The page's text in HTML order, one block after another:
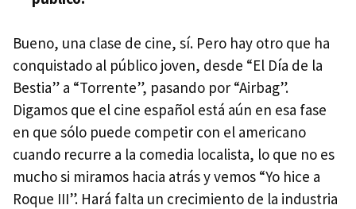
Bueno, una clase de cine, sí. Pero hay otro que ha
conquistado al público joven, desde “El Día de la
Bestia” a “Torrente”, pasando por “Airbag”.
Digamos que el cine español está aún en esa fase
en que sólo puede competir con el americano
cuando recurre a la comedia localista, lo que no es
mucho si miramos hacia atrás y vemos “Yo hice a
Roque III”. Hará falta un crecimiento de la industria